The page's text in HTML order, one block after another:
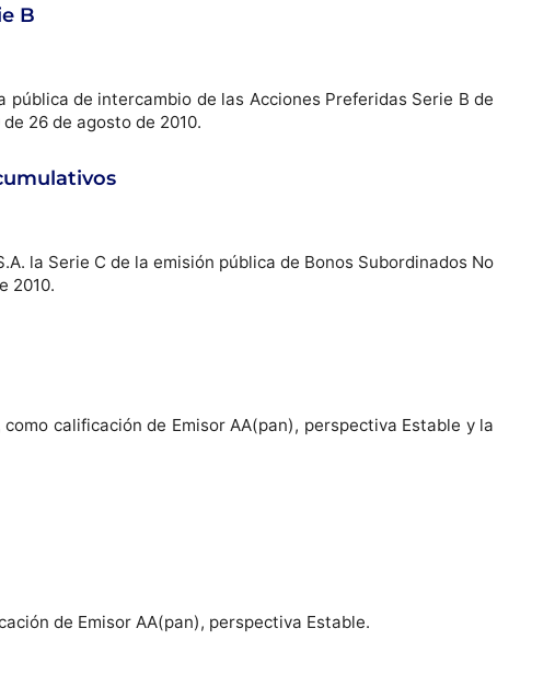
B
de intercambio de las Acciones Preferidas Serie B de
26 de agosto de 2010.
la Serie C de la emisión pública de Bonos Subordinados No
2010.
calificación de Emisor AA(pan), perspectiva Estable y la
de Emisor AA(pan), perspectiva Estable.